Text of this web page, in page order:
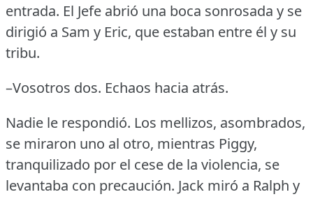
entrada. El Jefe abrió una boca sonrosada y se
dirigió a Sam y Eric, que estaban entre él y su
tribu.
–Vosotros dos. Echaos hacia atrás.
Nadie le respondió. Los mellizos, asombrados,
se miraron uno al otro, mientras Piggy,
tranquilizado por el cese de la violencia, se
levantaba con precaución. Jack miró a Ralph y